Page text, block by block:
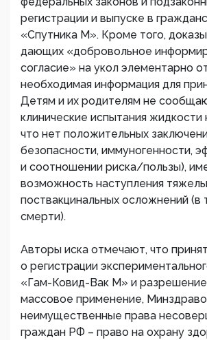
регистрации и выпуске в
«Спутника М». Кроме того,
дающих «добровольное
согласие» на укол элементарно
необходимая информация для
Детям и их родителям не
клинические испытания
что нет положительных
безопасности, иммуногенности,
и соотношении риска/пользы),
возможность наступления
поствакцинальных осложнений (в
смерти).
Авторы иска отмечают, что
о регистрации
«Гам-Ковид-Вак М» и
массовое применение,
неимущественные права
граждан РФ – право на охрану